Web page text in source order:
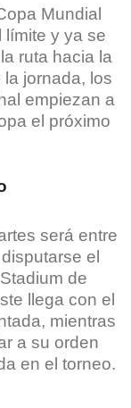
Mundial
límite y ya se
ruta hacia la
jornada, los
empiezan a
el próximo
será entre
el
de
llega con el
mientras
a su orden
en el torneo.